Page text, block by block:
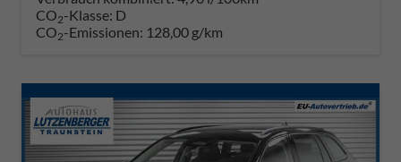
CO2-Klasse: D
CO2-Emissionen: 128,00 g/km